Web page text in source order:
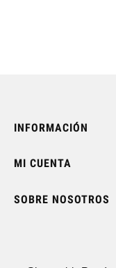
INFORMACIÓN
MI CUENTA
SOBRE NOSOTROS